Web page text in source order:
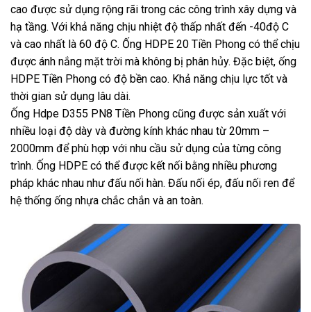
cao được sử dụng rộng rãi trong các công trình xây dựng và
hạ tầng. Với khả năng chịu nhiệt độ thấp nhất đến -40độ C
và cao nhất là 60 độ C. Ống HDPE 20 Tiền Phong có thể chịu
được ánh nắng mặt trời mà không bị phân hủy. Đặc biệt, ống
HDPE Tiền Phong có độ bền cao. Khả năng chịu lực tốt và
thời gian sử dụng lâu dài.
Ống Hdpe D355 PN8 Tiền Phong cũng được sản xuất với
nhiều loại độ dày và đường kính khác nhau từ 20mm –
2000mm để phù hợp với nhu cầu sử dụng của từng công
trình. Ống HDPE có thể được kết nối bằng nhiều phương
pháp khác nhau như đấu nối hàn. Đấu nối ép, đấu nối ren để
hệ thống ống nhựa chắc chắn và an toàn.